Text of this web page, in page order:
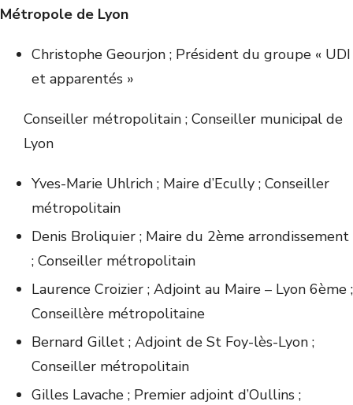
Métropole de Lyon
Christophe Geourjon ; Président du groupe « UDI
et apparentés »
Conseiller métropolitain ; Conseiller municipal de
Lyon
Yves-Marie Uhlrich ; Maire d’Ecully ; Conseiller
métropolitain
Denis Broliquier ; Maire du 2ème arrondissement
; Conseiller métropolitain
Laurence Croizier ; Adjoint au Maire – Lyon 6ème ;
Conseillère métropolitaine
Bernard Gillet ; Adjoint de St Foy-lès-Lyon ;
Conseiller métropolitain
Gilles Lavache ; Premier adjoint d’Oullins ;